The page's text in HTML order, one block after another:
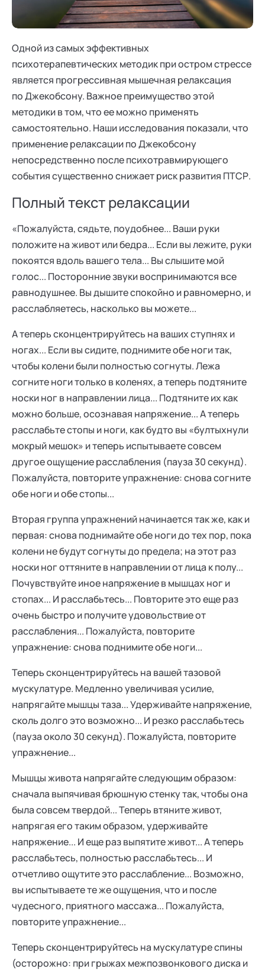
Одной из самых эффективных
психотерапевтических методик при остром стрессе
является прогрессивная мышечная релаксация
по Джекобсону. Важное преимущество этой
методики в том, что ее можно применять
самостоятельно. Наши исследования показали, что
применение релаксации по Джекобсону
непосредственно после психотравмирующего
события существенно снижает риск развития ПТСР.
Полный текст релаксации
«Пожалуйста, сядьте, поудобнее... Ваши руки
положите на живот или бедра... Если вы лежите, руки
покоятся вдоль вашего тела... Вы слышите мой
голос... Посторонние звуки воспринимаются все
равнодушнее. Вы дышите спокойно и равномерно, и
расслабляетесь, насколько вы можете...
А теперь сконцентрируйтесь на ваших ступнях и
ногах... Если вы сидите, поднимите обе ноги так,
чтобы колени были полностью согнуты. Лежа
согните ноги только в коленях, а теперь подтяните
носки ног в направлении лица... Подтяните их как
можно больше, осознавая напряжение... А теперь
расслабьте стопы и ноги, как будто вы «бултыхнули
мокрый мешок» и теперь испытываете совсем
другое ощущение расслабления (пауза 30 секунд).
Пожалуйста, повторите упражнение: снова согните
обе ноги и обе стопы...
Вторая группа упражнений начинается так же, как и
первая: снова поднимайте обе ноги до тех пор, пока
колени не будут согнуты до предела; на этот раз
носки ног оттяните в направлении от лица к полу...
Почувствуйте иное напряжение в мышцах ног и
стопах... И расслабьтесь... Повторите это еще раз
очень быстро и получите удовольствие от
расслабления... Пожалуйста, повторите
упражнение: снова поднимите обе ноги...
Теперь сконцентрируйтесь на вашей тазовой
мускулатуре. Медленно увеличивая усилие,
напрягайте мышцы таза... Удерживайте напряжение,
сколь долго это возможно... И резко расслабьтесь
(пауза около 30 секунд). Пожалуйста, повторите
упражнение...
Мышцы живота напрягайте следующим образом:
сначала выпячивая брюшную стенку так, чтобы она
была совсем твердой... Теперь втяните живот,
напрягая его таким образом, удерживайте
напряжение... И еще раз выпятите живот... А теперь
расслабьтесь, полностью расслабьтесь... И
отчетливо ощутите это расслабление... Возможно,
вы испытываете те же ощущения, что и после
чудесного, приятного массажа... Пожалуйста,
повторите упражнение...
Теперь сконцентрируйтесь на мускулатуре спины
(осторожно: при грыжах межпозвонкового диска и
Профессионалам
Поддержка
Режим работы и тп